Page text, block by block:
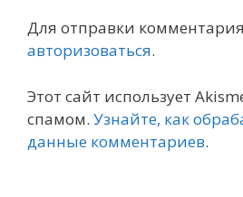
Для отправки
авторизоваться.
Этот сайт использует
спамом. Узнайте, как
данные комментариев.